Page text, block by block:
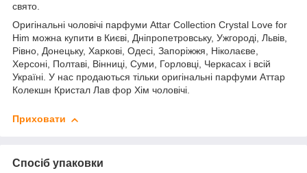
свято.
Оригінальні чоловічі парфуми Attar Collection Crystal Love for
Him можна купити в Києві, Дніпропетровську, Ужгороді, Львів,
Рівно, Донецьку, Харкові, Одесі, Запоріжжя, Ніколаєве,
Херсоні, Полтаві, Вінниці, Суми, Горловці, Черкасах і всій
Україні. У нас продаються тільки оригінальні парфуми Аттар
Колекшн Кристал Лав фор Хім чоловічі.
Приховати
Спосіб упаковки